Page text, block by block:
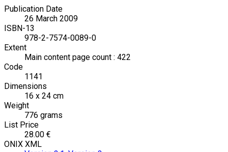
Publication Date
26 March 2009
ISBN-13
978-2-7574-0089-0
Extent
Main content page count : 422
Code
1141
Dimensions
16 x 24 cm
Weight
776 grams
List Price
28.00 €
ONIX XML